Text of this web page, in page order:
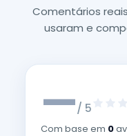
Comentários
usaram e
—/ 5
Com base em 0